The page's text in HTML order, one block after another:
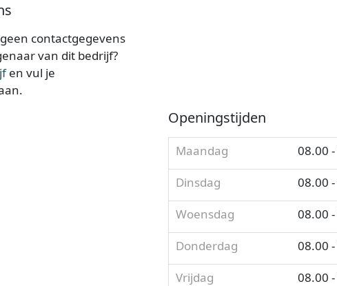
contactgegevens
van dit bedrijf?
en vul je
Openingstijden
Maandag
08.00
Dinsdag
08.00
Woensdag
08.00
Donderdag
08.00
Vrijdag
08.00